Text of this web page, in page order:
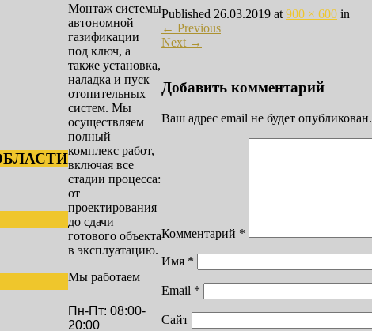
Published 26.03.2019 at 900 × 600 in
← Previous
Next →
Добавить комментарий
Ваш адрес email не будет опубликован.
Комментарий *
Имя *
Email *
Сайт
Монтаж системы
автономной
газификации
под ключ, а
также установка,
наладка и пуск
отопительных
систем. Мы
осуществляем
полный
комплекс работ,
включая все
стадии процесса:
от
проектирования
до сдачи
готового объекта
в эксплуатацию.
Мы работаем
Пн-Пт: 08:00-
20:00